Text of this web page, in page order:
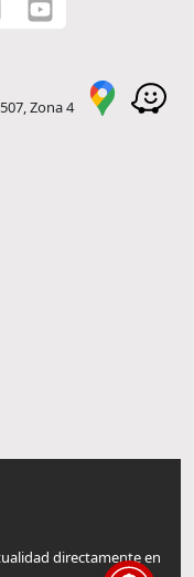
Zona 4
directamente en